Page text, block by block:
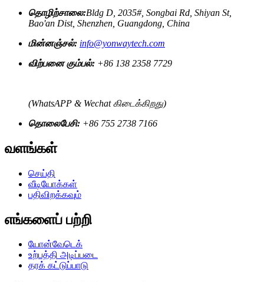
தொழிற்சாலை:Bldg D, 2035#, Songbai Rd, Shiyan St,
Bao'an Dist, Shenzhen, Guangdong, China
மின்னஞ்சல்: info@yonwaytech.com
விற்பனை கும்பல்: +86 138 2358 7729
(WhatsAPP & Wechat கிடைக்கிறது)
தொலைபேசி: +86 755 2738 7166
வளங்கள்
செய்தி
வீடியோக்கள்
பதிவிறக்கவும்
எங்களைப் பற்றி
யோன்வேடெக்
உற்பத்தி அடிப்படை
தரக் கட்டுப்பாடு